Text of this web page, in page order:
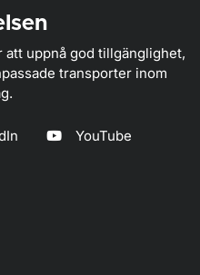
uppnå god tillgänglighet,
transporter inom
YouTube